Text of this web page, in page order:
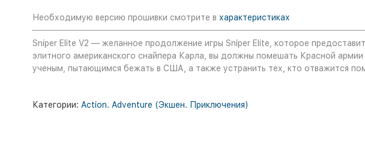
Необходимую версию прошивки смотрите в характеристиках
Sniper Elite V2 — желанное продолжение игры Sniper Elite, которое
элитного американского снайпера Карла, вы должны помешать Красной
ученым, пытающимся бежать в США, а также устранить тех, кто отважится
Категории: Action. Adventure (Экшен. Приключения)